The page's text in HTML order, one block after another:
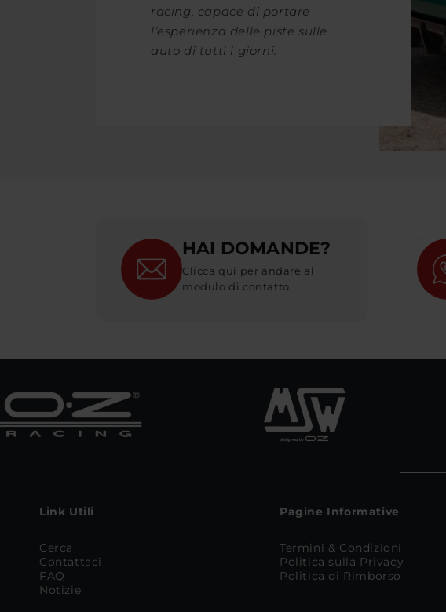
racing, capace di portare
l’esperienza delle piste sulle
auto di tutti i giorni.
HAI DOMANDE?
Clicca qui per andare al
modulo di contatto.
Link Utili
Cerca
Contattaci
FAQ
Notizie
Pagine Informative
Termini & Condizioni
Politica sulla Privacy
Politica di Rimborso